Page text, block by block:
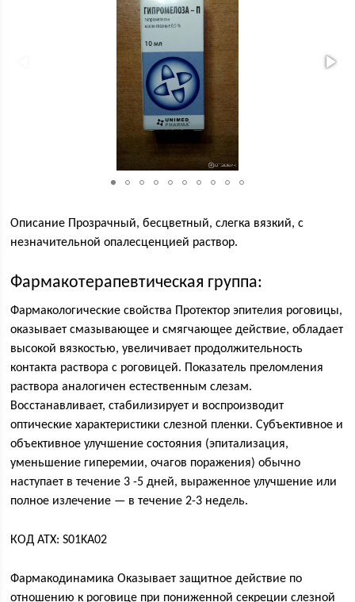
Описание Прозрачный, бесцветный, слегка вязкий, с
незначительной опалесценцией раствор.
Фармакотерапевтическая группа:
Фармакологические свойства Протектор эпителия роговицы,
оказывает смазывающее и смягчающее действие, обладает
высокой вязкостью, увеличивает продолжительность
контакта раствора с роговицей. Показатель преломления
раствора аналогичен естественным слезам.
Восстанавливает, стабилизирует и воспроизводит
оптические характеристики слезной пленки. Субъективное и
объективное улучшение состояния (эпитализация,
уменьшение гиперемии, очагов поражения) обычно
наступает в течение 3 -5 дней, выраженное улучшение или
полное излечение — в течение 2-3 недель.
КОД ATX: S01KA02
Фармакодинамика Оказывает защитное действие по
отношению к роговице при пониженной секреции слезной